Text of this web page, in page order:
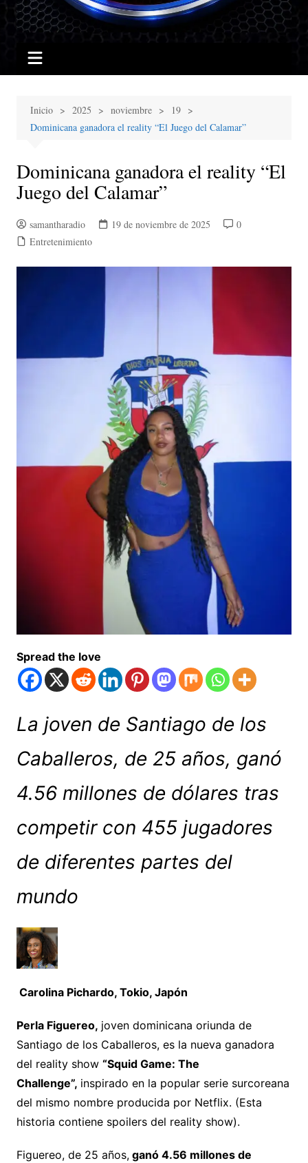
Inicio 2025 noviembre
19
Dominicana ganadora el reality “El Juego del Calamar”
Dominicana ganadora el reality “El
Juego del Calamar”
samantharadio 19 de noviembre de 2025
0
Entretenimiento
Spread the love
La joven de Santiago de los
Caballeros, de 25 años, ganó
4.56 millones de dólares tras
competir con 455 jugadores
de diferentes partes del
mundo
Carolina Pichardo, Tokio, Japón
Perla Figuereo, joven dominicana oriunda de
Santiago de los Caballeros, es la nueva ganadora
del reality show “Squid Game: The
Challenge”, inspirado en la popular serie surcoreana
del mismo nombre producida por Netflix. (Esta
historia contiene spoilers del reality show).
Figuereo, de 25 años,ganó 4.56 millones de